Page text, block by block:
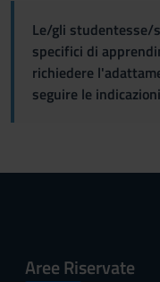
Le/gli
specifici di
richiedere
seguire le
Aree Riservate